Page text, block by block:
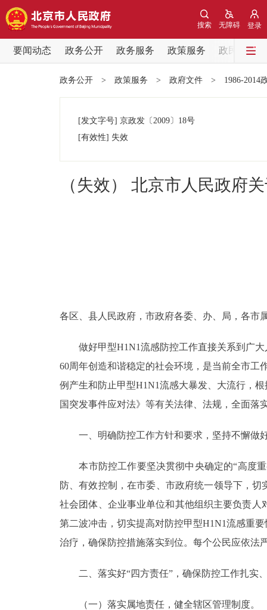
登录
无障碍
搜索
要闻动态 政务公开 政务服务 政策服务
政民互动
党中央精神
政务公开
中介服务
12345网上接诉即办
参与调查
政务公开 > 政策服务 > 政府文件 > 1986-2014
[发文字号] 京政发 〔2009〕 18号
[有效性] 失效
（失效） 北京市人民政府
各区、县人民政府，市政府各委、办、局，各市
做好甲型H1N1流感防控工作直接关系到广大
60周年创造和谐稳定的社会环境，是当前全市工
例产生和防止甲型H1N1流感大暴发、大流行，
国突发事件应对法》等有关法律、法规，全面
一、明确防控工作方针和要求，坚持不懈做
本市防控工作要坚决贯彻中央确定的“高度重
防、有效控制，在市委、市政府统一领导下，
社会团体、企业事业单位和其他组织主要负责
第二波冲击，切实提高对防控甲型H1N1流感重
治疗，确保防控措施落实到位。每个公民应依
二、落实好“四方责任”，确保防控工作扎实
（一）落实属地责任，健全辖区管理制度。